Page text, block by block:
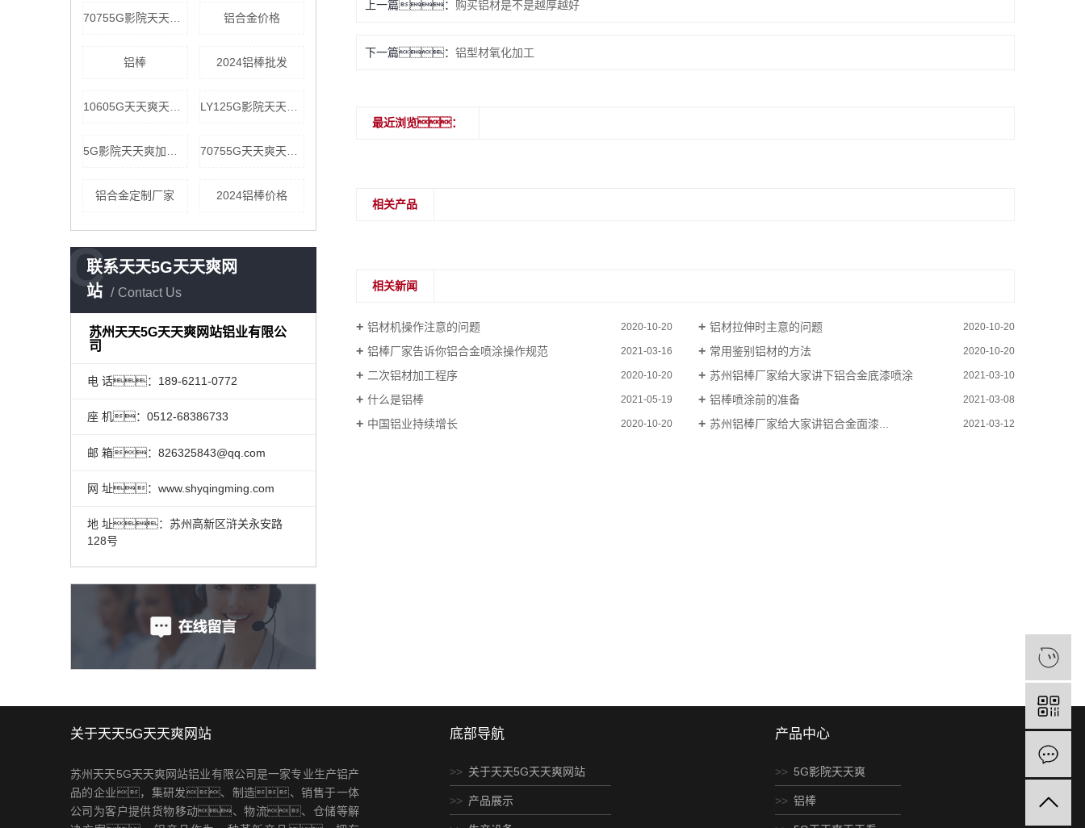
铝合金价格
铝棒 2024铝棒批发
铝合金定制厂家 2024铝棒价格
联系天天5G天天爽网
站
Contact Us
C
苏州天天5G天天爽网站铝业有限公
司
电 话：189-6211-0772
座 机：0512-68386733
邮 箱：826325843@qq.com
网 址：www.shyqingming.com
地 址：苏州高新区浒关永安路
128号
上一篇： 购买铝材是不是越厚越好
下一篇： 铝型材氧化加工
最近浏览：
相关产品
相关新闻
铝材机操作注意的问题 2020-10-20 铝材拉伸时主意的问题 2020-10-20
铝棒厂家告诉你铝合金喷涂操作规范 2021-03-16 常用鉴别铝材的方法 2020-10-20
二次铝材加工程序 2020-10-20 苏州铝棒厂家给大家讲下铝合金底漆喷涂 2021-03-10
什么是铝棒 2021-05-19 铝棒喷涂前的准备 2021-03-08
中国铝业持续增长 2020-10-20 苏州铝棒厂家给大家讲铝合金面漆... 2021-03-12
关于天天5G天天爽网站
苏州天天5G天天爽网站铝业有限公司是一家专业生产铝产
品的企业，集研发、制造、销售于一体
公司为客户提供货物移动、物流、仓储等解
底部导航
关于天天5G天天爽网站
产品展示
产品中心
5G影院天天爽
铝棒